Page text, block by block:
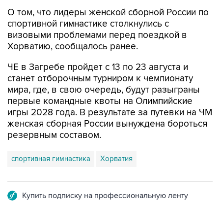
О том, что лидеры женской сборной России по
спортивной гимнастике столкнулись с
визовыми проблемами перед поездкой в
Хорватию, сообщалось ранее.
ЧЕ в Загребе пройдет с 13 по 23 августа и
станет отборочным турниром к чемпионату
мира, где, в свою очередь, будут разыграны
первые командные квоты на Олимпийские
игры 2028 года. В результате за путевки на ЧМ
женская сборная России вынуждена бороться
резервным составом.
спортивная гимнастика Хорватия
Купить подписку на профессиональную ленту